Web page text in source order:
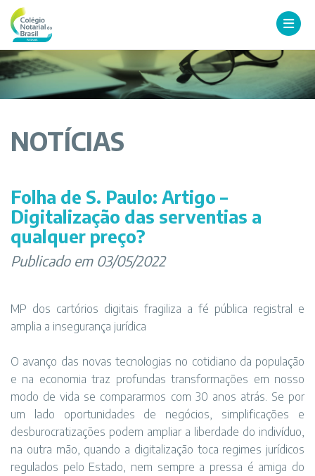
NOTÍCIAS
Folha de S. Paulo: Artigo –
Digitalização das serventias a
qualquer preço?
Publicado em 03/05/2022
MP dos cartórios digitais fragiliza a fé pública registral e
amplia a insegurança jurídica
O avanço das novas tecnologias no cotidiano da população
e na economia traz profundas transformações em nosso
modo de vida se compararmos com 30 anos atrás. Se por
um lado oportunidades de negócios, simplificações e
desburocratizações podem ampliar a liberdade do indivíduo,
na outra mão, quando a digitalização toca regimes jurídicos
regulados pelo Estado, nem sempre a pressa é amiga do